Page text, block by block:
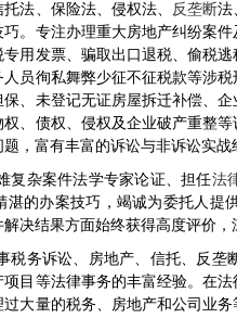
法、保险法、侵权法、 反垄断法
。专注办理重大房地产纠纷案
用发票、骗取出口退税、偷税
员徇私舞弊少征不征税款等涉
、未登记无证房屋拆迁补偿、
、债权、侵权及企业破产重整
，富有丰富的诉讼与非诉讼实战
复杂案件法学专家论证、担任法
湛的办案技巧，竭诚为委托人
决结果方面始终获得高度评价
税务诉讼、房地产、信托、反
目等法律事务的丰富经验。在
大量的税务、房地产和公司业